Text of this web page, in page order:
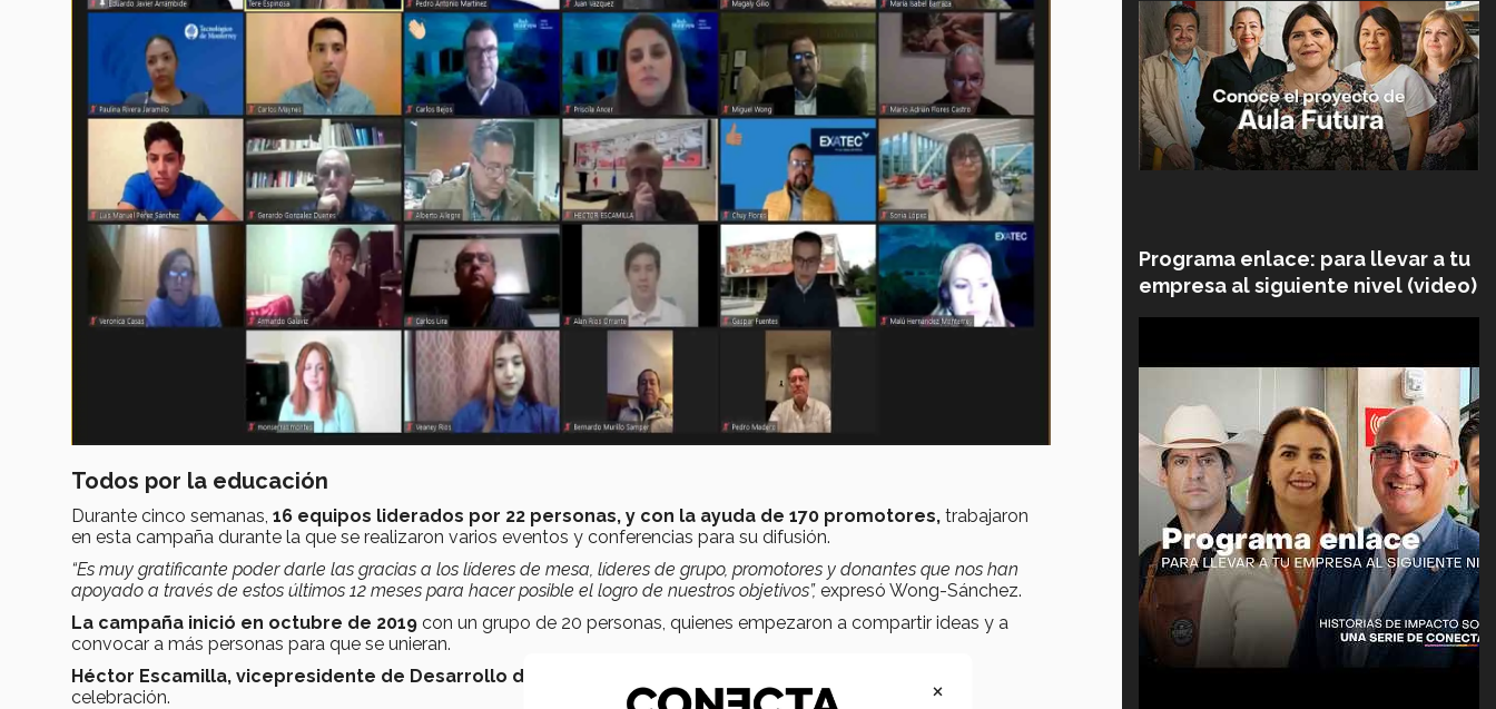
Todos por la educación
Durante cinco semanas, 16 equipos liderados por 22 personas, y con la ayuda de 170 promotores, trabajaron
en esta campaña durante la que se realizaron varios eventos y conferencias para su difusión.
“Es muy gratificante poder darle las gracias a los líderes de mesa, líderes de grupo, promotores y donantes que nos han
apoyado a través de estos últimos 12 meses para hacer posible el logro de nuestros objetivos”, expresó Wong-Sánchez.
La campaña inició en octubre de 2019 con un grupo de 20 personas, quienes empezaron a compartir ideas y a
convocar a más personas para que se unieran.
Héctor Escamilla, vicepresidente de Desarrollo del Tec;
celebración.
Programa enlace: para llevar a tu
empresa al siguiente nivel (video)
×